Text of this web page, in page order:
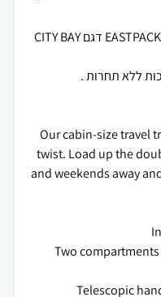
מזוודת טרולי עליה למטוס של חברת EASTPACK דגם CITY BAY
Our cabin-size travel
twist. Load up the
and weekends away